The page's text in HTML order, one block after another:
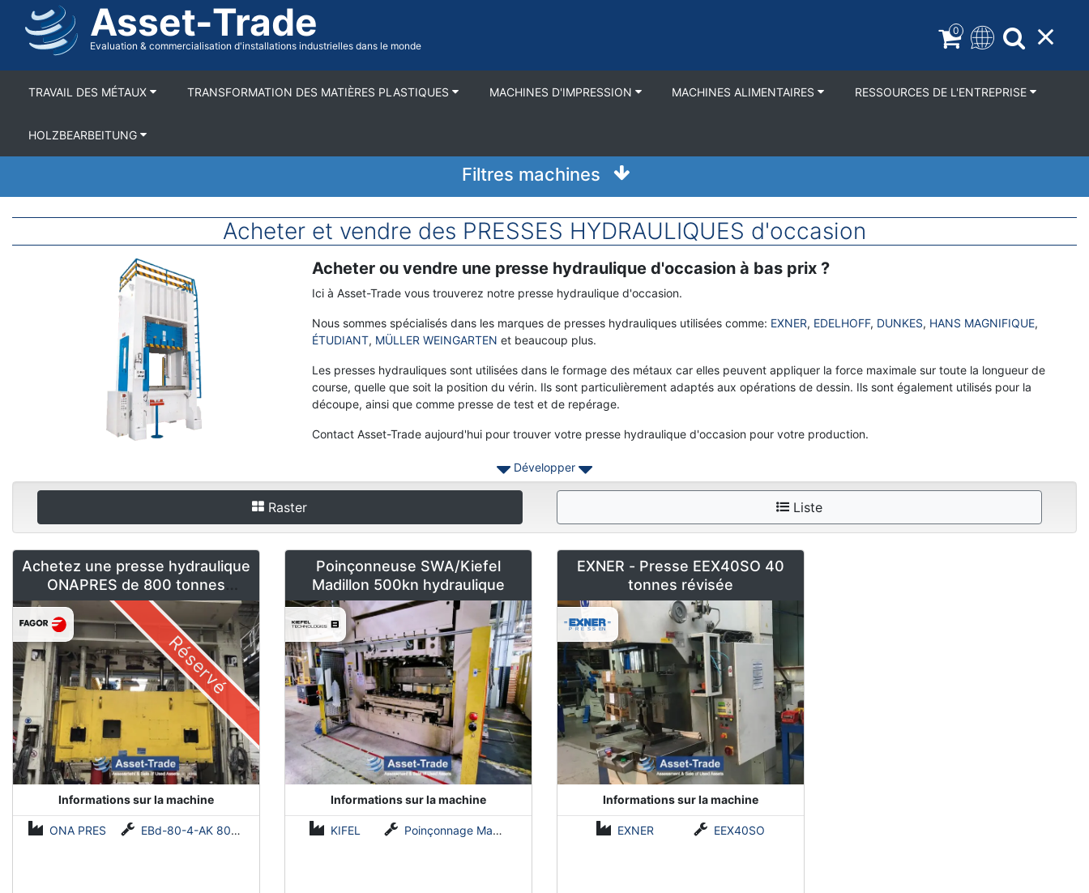
contenu
Asset-Trade
Evaluation & commercialisation d'installations industrielles dans le monde
0
TRAVAIL DES MÉTAUX TRANSFORMATION DES MATIÈRES PLASTIQUES MACHINES D'IMPRESSION MACHINES ALIMENTAIRES RESSOURCES DE L'ENTREPRISE
HOLZBEARBEITUNG
Filtres machines
Acheter et vendre des PRESSES HYDRAULIQUES d'occasion
Acheter ou vendre une presse hydraulique d'occasion à bas prix ?
Ici à Asset-Trade vous trouverez notre presse hydraulique d'occasion.
Nous sommes spécialisés dans les marques de presses hydrauliques utilisées comme: EXNER, EDELHOFF, DUNKES, HANS MAGNIFIQUE,
ÉTUDIANT, MÜLLER WEINGARTEN et beaucoup plus.
Les presses hydrauliques sont utilisées dans le formage des métaux car elles peuvent appliquer la force maximale sur toute la longueur de
course, quelle que soit la position du vérin. Ils sont particulièrement adaptés aux opérations de dessin. Ils sont également utilisés pour la
découpe, ainsi que comme presse de test et de repérage.
Contact Asset-Trade aujourd'hui pour trouver votre presse hydraulique d'occasion pour votre production.
Développer
Raster Liste
Achetez une presse hydraulique
ONAPRES de 800 tonnes
d'occasion
Réservé
Informations sur la machine
ONA PRES EBd-80-4-AK 800 tonnes
Poinçonneuse SWA/Kiefel
Madillon 500kn hydraulique
Informations sur la machine
KIFEL Poinçonnage Madillon 500kN
EXNER - Presse EEX40SO 40
tonnes révisée
Informations sur la machine
EXNER EEX40SO